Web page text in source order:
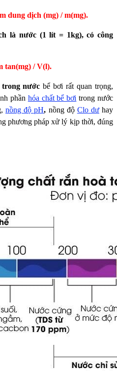
dung dịch (mg) / m(mg).
là nước (1 lít = 1kg), có công
tan(mg) / V(l).
nước bể bơi rất quan trọng,
phần hóa chất bể bơi trong nước
nồng độ pH, nồng độ Clo dưhay
phương pháp xử lý kịp thời, đúng